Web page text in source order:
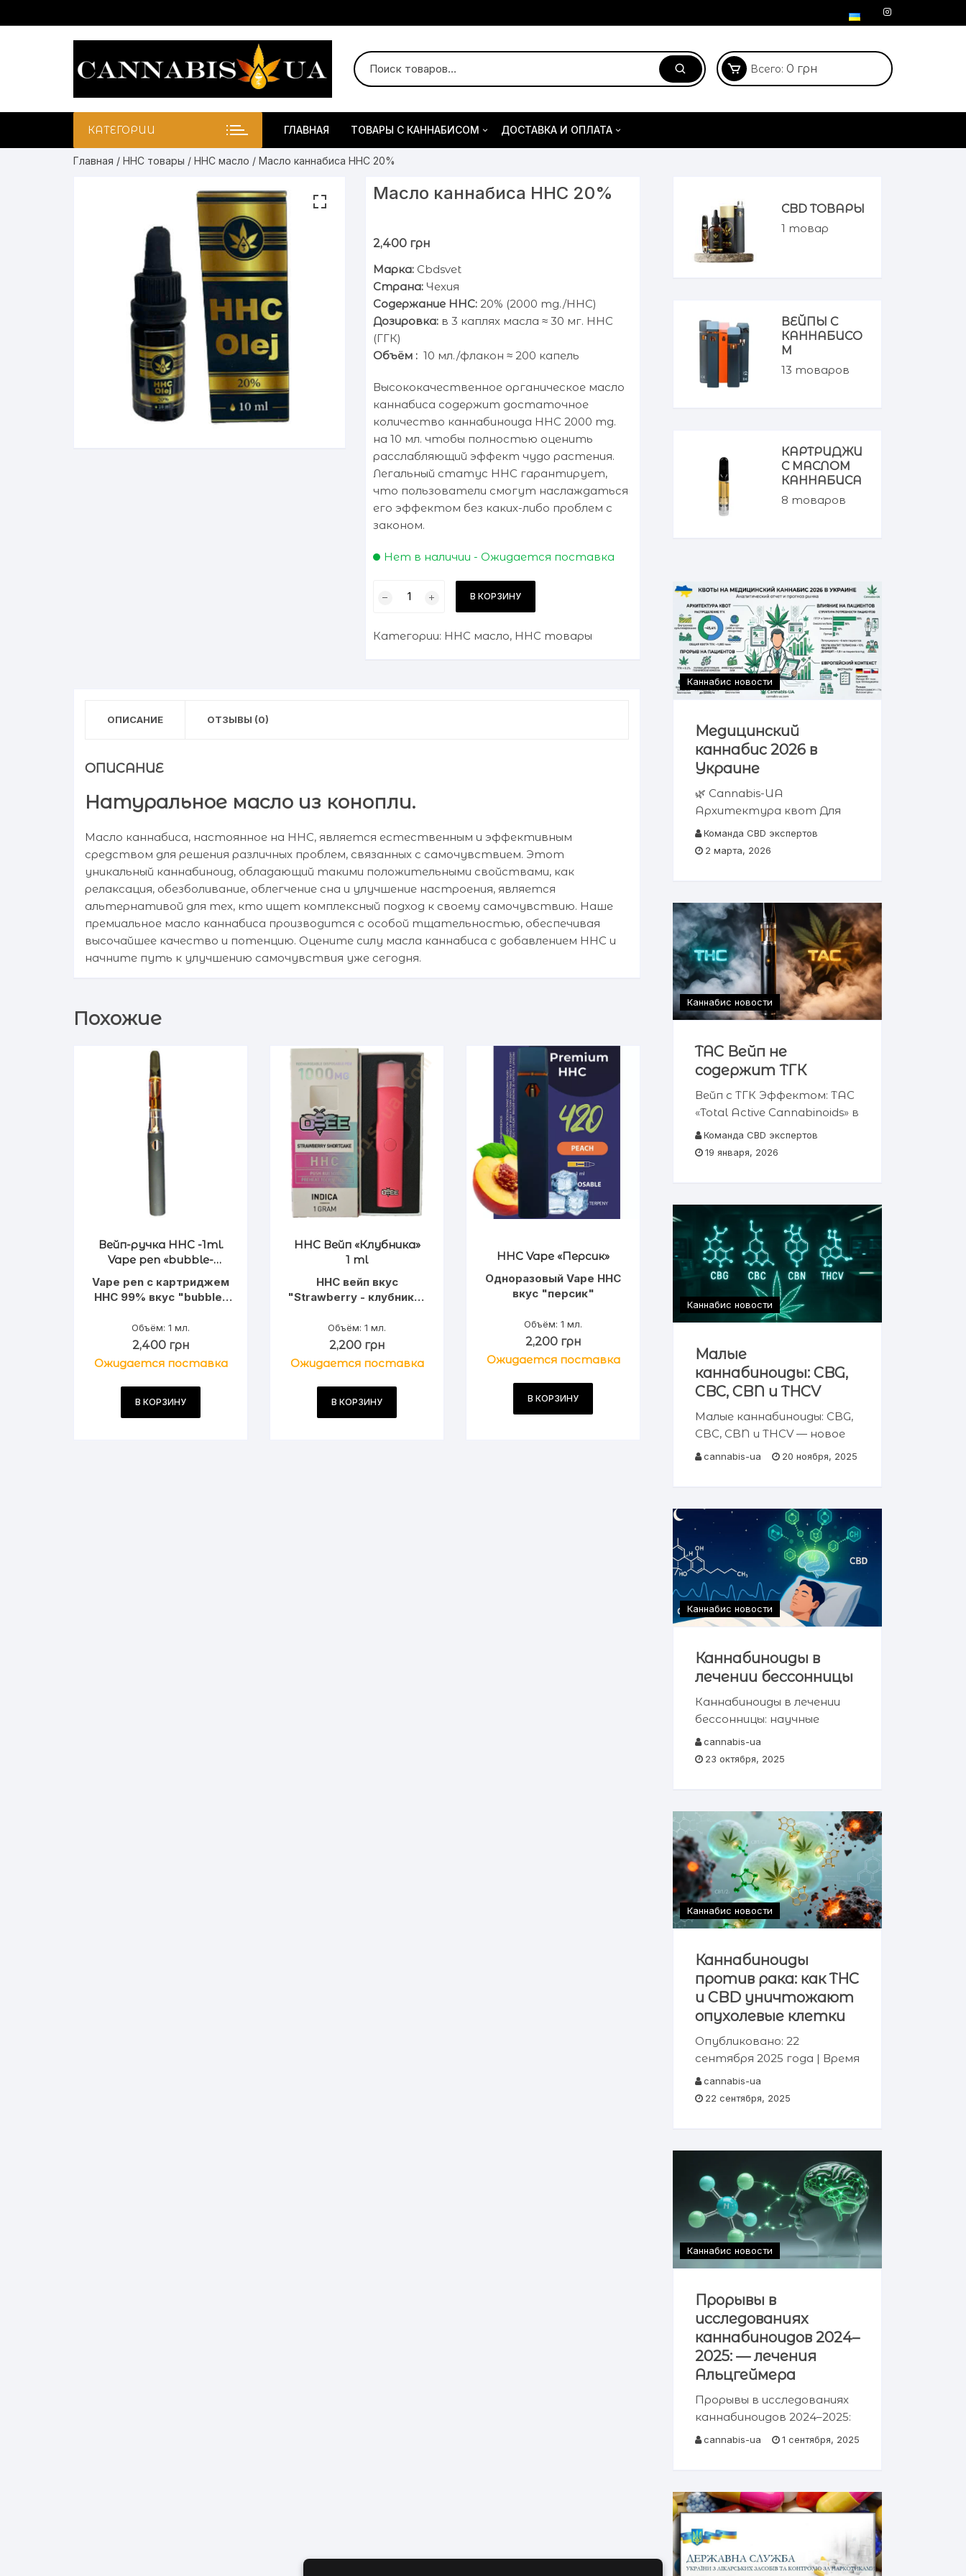
к
содержимому
Всего: 0 грн
КАТЕГОРИИ ГЛАВНАЯ ТОВАРЫ С КАННАБИСОМ
Вейпы с каннабисом
Картриджи с маслом
Картриджи Cannadiss
CBD товары
ДОСТАВКА И ОПЛАТА
Главная / HHC товары / HHC масло / Масло каннабиса HHC 20%
Масло каннабиса HHC 20%
2,400 грн
Марка: Cbdsvet
Страна: Чехия
Содержание HHC: 20% (2000 mg./HHC)
Дозировка: в 3 каплях масла ≈ 30 мг. HHC
(ГГК)
Объём : 10 мл./флакон ≈ 200 капель
Высококачественное органическое масло
каннабиса содержит достаточное
количество каннабиноида HHC 2000 mg.
на 10 мл. чтобы полностью оценить
расслабляющий эффект чудо растения.
Легальный статус HHC гарантирует,
что пользователи смогут наслаждаться
его эффектом без каких-либо проблем с
законом.
Нет в наличии - Ожидается поставка
товара
каннабиса
В КОРЗИНУ
Категории: HHC масло, HHC товары
ОПИСАНИЕ ОТЗЫВЫ (0)
ОПИСАНИЕ
Натуральное масло из конопли.
Масло каннабиса, настоянное на HHC, является естественным и эффективным
средством для решения различных проблем, связанных с самочувствием. Этот
уникальный каннабиноид, обладающий такими положительными свойствами, как
релаксация, обезболивание, облегчение сна и улучшение настроения, является
альтернативой для тех, кто ищет комплексный подход к своему самочувствию. Наше
премиальное масло каннабиса производится с особой тщательностью, обеспечивая
высочайшее качество и потенцию. Оцените силу масла каннабиса с добавлением HHC и
начните путь к улучшению самочувствия уже сегодня.
Похожие
Вейп-ручка HHC -1ml.
Vape pen «bubble-
Vape pen с картриджем
HHC 99% вкус "bubble-
Объём: 1 мл.
2,400 грн
Ожидается поставка
В КОРЗИНУ
HHC Вейп «Клубника»
1 ml
HHC вейп вкус
"Strawberry - клубника"
Объём: 1 мл.
2,200 грн
Ожидается поставка
В КОРЗИНУ
HHC Vape «Персик»
Одноразовый Vape HHC
вкус "персик"
Объём: 1 мл.
2,200 грн
Ожидается поставка
В КОРЗИНУ
CBD ТОВАРЫ
1 товар
ВЕЙПЫ С
КАННАБИСО
М
13 товаров
КАРТРИДЖИ
С МАСЛОМ
КАННАБИСА
8 товаров
Каннабис новости
Медицинский
каннабис 2026 в
Украине
🌿 Cannabis-UA
Архитектура квот Для
пациентов Рынок CBD
Опыт ЕС Аналитический
своего пациента. Это был
Киев, военный госпиталь.
Команда CBD экспертов
2 марта, 2026
Каннабис новости
TAC Вейп не
содержит ТГК
Вейп с ТГК Эффектом: TAC
«Total Active Cannabinoids» в
Украине Легальная
альтернатива: как
статьи Что такое TAC
вейпы Эффект антуража
Команда CBD экспертов
19 января, 2026
Каннабис новости
Малые
каннабиноиды: CBG,
CBC, CBN и THCV
Малые каннабиноиды: CBG,
CBC, CBN и THCV — новое
поколение фармакологии
терапевтических
соединений. Комплексный
научный обзор
фармакологии, механизмов
действия и клинического
потенциала минорных
cannabis-ua 20 ноября, 2025
Каннабис новости
Каннабиноиды в
лечении бессонницы
Каннабиноиды в лечении
бессонницы: научные
открытия и клинические
перспективы Содержание
Эндоканнабиноидная
система и регуляция сна →
Каннабиноиды и их влияние
на архитектуру сна
cannabis-ua
23 октября, 2025
Каннабис новости
Каннабиноиды
против рака: как THC
и CBD уничтожают
опухолевые клетки
Опубликовано: 22
сентября 2025 года | Время
чтения: ~8 минут |
Категория: Медицинские
демонстрируют, что
основные каннабиноиды —
тетрагидроканнабинол
(THC) и каннабидиол (CBD),
а
cannabis-ua
22 сентября, 2025
Каннабис новости
Прорывы в
исследованиях
каннабиноидов 2024–
2025: — лечения
Альцгеймера
Прорывы в исследованиях
каннабиноидов 2024–2025:
от CBD до
современный контекст
и эндоканнабиноиды
Прорывы в лечении боли и
новые селективные
cannabis-ua 1 сентября, 2025